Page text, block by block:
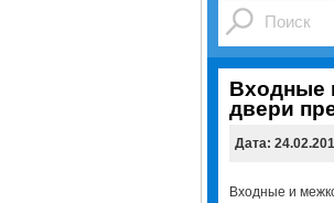
Входные
двери
Дата:
Входные и